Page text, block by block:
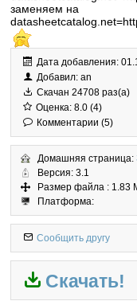
заменяем на
Дата добавления:
Добавил: an
Скачан 24708 раз(а)
Оценка: 8.0 (4)
Комментарии (5)
Домашняя страница:
Версия: 3.1
Размер файла : 1.83
Платформа:
Сообщить другу
Скачать!